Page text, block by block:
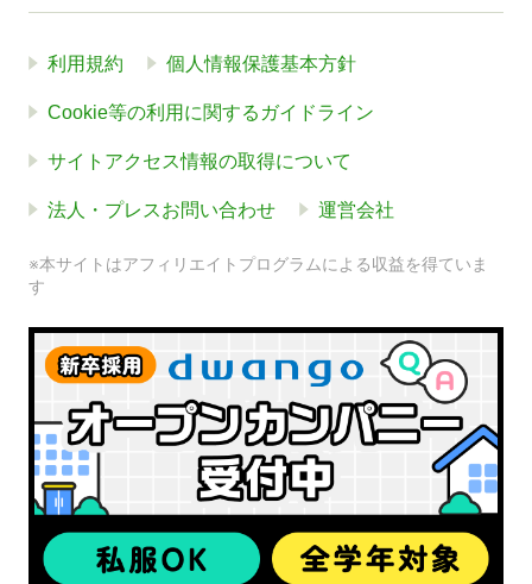
利用規約 個人情報保護基本方針
Cookie等の利用に関するガイドライン
サイトアクセス情報の取得について
法人・プレスお問い合わせ 運営会社
※本サイトはアフィリエイトプログラムによる収益を得ていま
す